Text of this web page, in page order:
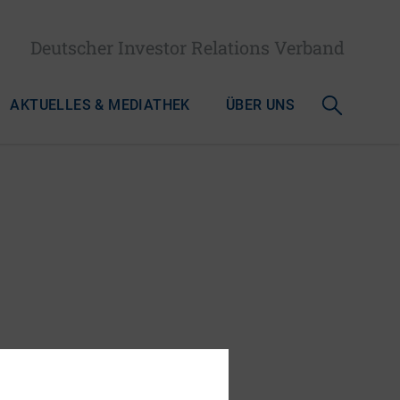
Deutscher Investor Relations Verband
AKTUELLES & MEDIATHEK ÜBER UNS